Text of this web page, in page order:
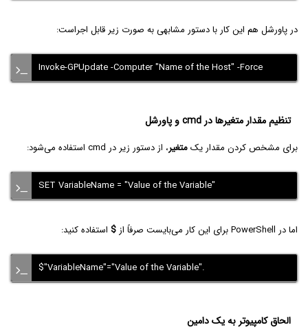
در پاورشل هم این کار با دستور مشابهی به صورت زیر قابل اجراست:
Invoke-GPUpdate -Computer "Name of the Host" -Force
تنظیم مقدار متغیرها در cmd و پاورشل
برای مشخص کردن مقدار یکمتغیر، از دستور زیر در cmd استفاده می‌شود:
SET VariableName = "Value of the Variable"
اما در PowerShell برای این کار می‌بایست صرفاً از $ استفاده کنید:
$"VariableName"="Value of the Variable".
الحاق کامپیوتر به یک دامین